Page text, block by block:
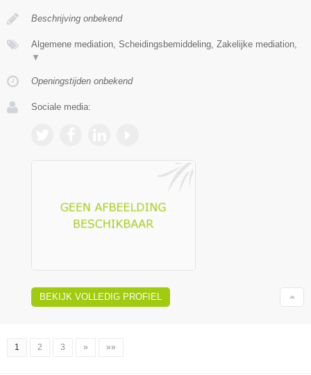
Beschrijving onbekend
Algemene mediation, Scheidingsbemiddeling, Zakelijke mediation,
▼
Openingstijden onbekend
Sociale media:
BEKIJK VOLLEDIG PROFIEL
1 2 3 » »»